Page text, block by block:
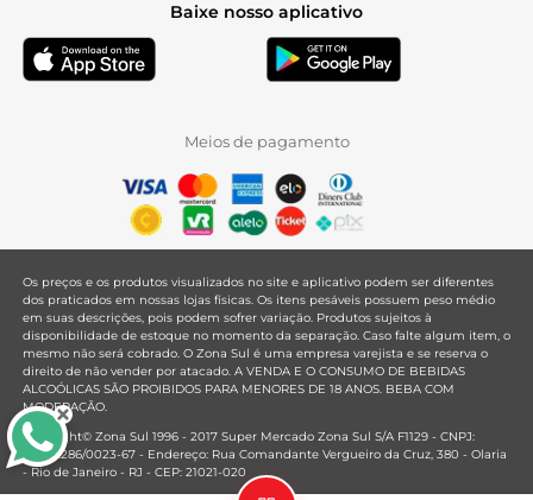
Baixe nosso aplicativo
Meios de pagamento
Os preços e os produtos visualizados no site e aplicativo podem ser diferentes
dos praticados em nossas lojas físicas. Os itens pesáveis possuem peso médio
em suas descrições, pois podem sofrer variação. Produtos sujeitos à
disponibilidade de estoque no momento da separação. Caso falte algum item, o
mesmo não será cobrado. O Zona Sul é uma empresa varejista e se reserva o
direito de não vender por atacado. A VENDA E O CONSUMO DE BEBIDAS
ALCOÓLICAS SÃO PROIBIDOS PARA MENORES DE 18 ANOS. BEBA COM
MODERAÇÃO.
Copyright© Zona Sul 1996 - 2017 Super Mercado Zona Sul S/A F1129 - CNPJ:
33.381.286/0023-67 - Endereço: Rua Comandante Vergueiro da Cruz, 380 - Olaria
- Rio de Janeiro - RJ - CEP: 21021-020